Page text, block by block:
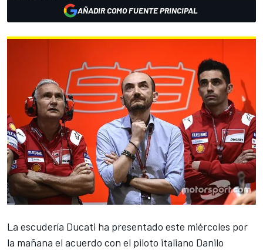
AÑADIR COMO FUENTE PRINCIPAL
La escudería Ducati ha presentado este miércoles por
la mañana el acuerdo con el piloto italiano Danilo